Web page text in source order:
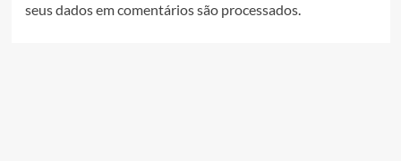
seus dados em comentários são processados.